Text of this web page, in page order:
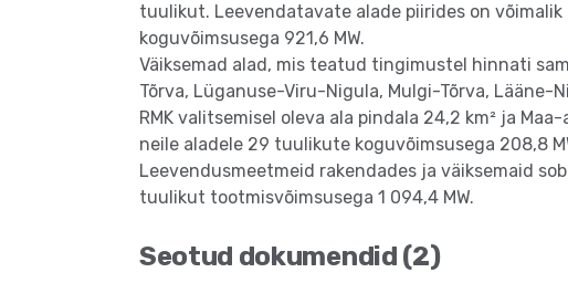
tuulikut. Leevendatavate alade piirides on
koguvõimsusega 921,6 MW.
Väiksemad alad, mis teatud tingimustel hinnati
Tõrva, Lüganuse-Viru-Nigula, Mulgi-Tõrva, Lääne-
RMK valitsemisel oleva ala pindala 24,2 km² ja
neile aladele 29 tuulikute koguvõimsusega 208,8
Leevendusmeetmeid rakendades ja väiksemaid
tuulikut tootmisvõimsusega 1 094,4 MW.
Seotud dokumendid (2)